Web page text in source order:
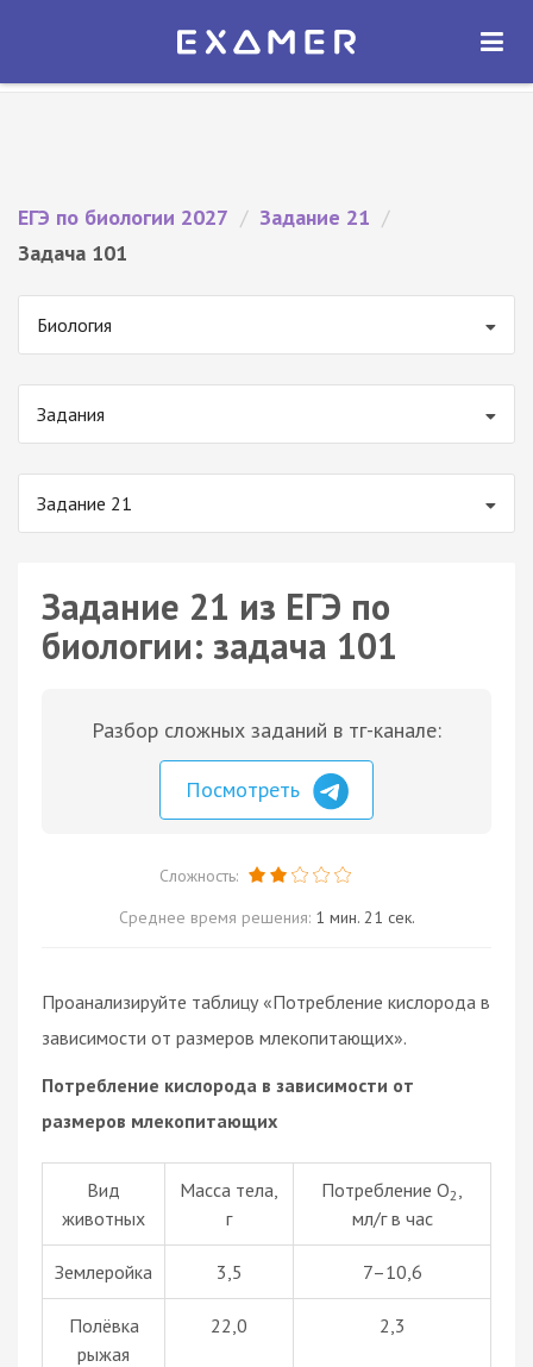
Экзамер — ЕГЭ 2027
ОТКРЫТЬ
ЕГЭ по биологии 2027 / Задание 21 /
Задача 101
Биология
Задания
Задание 21
Задание 21 из ЕГЭ по
биологии: задача 101
Разбор сложных заданий в тг-канале:
Посмотреть
Сложность:
Среднее время решения: 1 мин. 21 сек.
Проанализируйте таблицу «Потребление кислорода в
зависимости от размеров млекопитающих».
Потребление кислорода в зависимости от
размеров млекопитающих
Вид
животных
Масса тела,
г
Потребление О2
мл/г в час
Землеройка 3,5 7–10,6
Полёвка
рыжая
22,0 2,3